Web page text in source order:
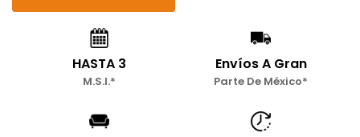
HASTA 3
M.S.I.*
Envíos A Gran
Parte De México*